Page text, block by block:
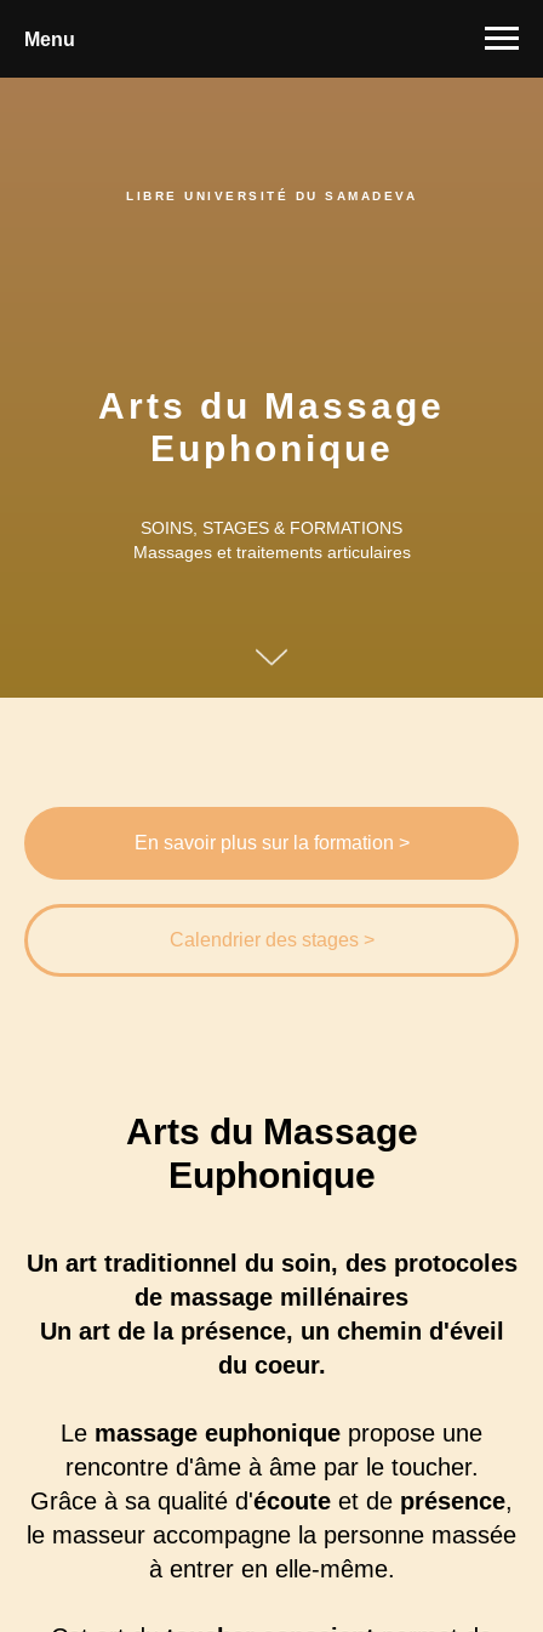
Menu
LIBRE UNIVERSITÉ DU SAMADEVA
Arts du Massage
Euphonique
SOINS, STAGES & FORMATIONS
Massages et traitements articulaires
En savoir plus sur la formation >
Calendrier des stages >
Arts du Massage
Euphonique
Un art traditionnel du soin, des protocoles
de massage millénaires
Un art de la présence, un chemin d'éveil
du coeur.
Le massage euphonique propose une
rencontre d'âme à âme par le toucher.
Grâce à sa qualité d'écoute et de présence,
le masseur accompagne la personne massée
à entrer en elle-même.